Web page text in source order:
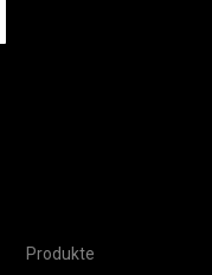
Produkte